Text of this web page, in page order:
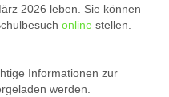
2026 leben. Sie können
online stellen.
Informationen zur
werden.